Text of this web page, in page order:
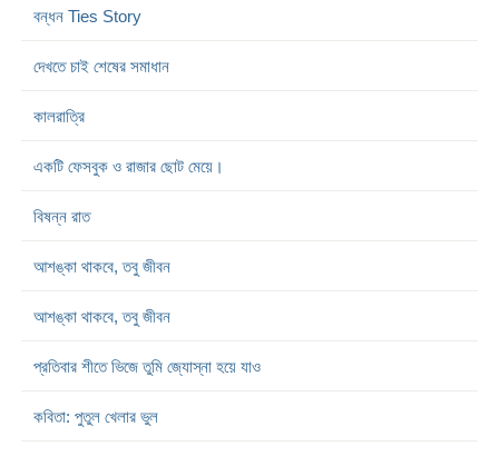
বন্ধন Ties Story
দেখতে চাই শেষের সমাধান
কালরাত্রি
একটি ফেসবুক ও রাজার ছোট মেয়ে।
বিষন্ন রাত
আশঙ্কা থাকবে, তবু জীবন
আশঙ্কা থাকবে, তবু জীবন
প্রতিবার শীতে ভিজে তুমি জ্যোস্না হয়ে যাও
কবিতা: পুতুল খেলার ভুল